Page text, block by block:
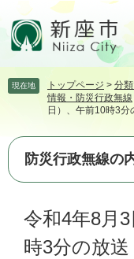
頭飛
て
文
現在地 トップページ > 分
情報・防災行政無線
日）、午前10時3
防災行政無線の
令和4年8月
時3分の放